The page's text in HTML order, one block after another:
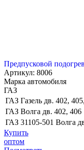
Предпусковой
Артикул: 8006
Марка автомобиля
ГАЗ
ГАЗ Газель дв. 402,
ГАЗ Волга дв. 402, 406
ГАЗ 31105-501 Волга
Купить
оптом